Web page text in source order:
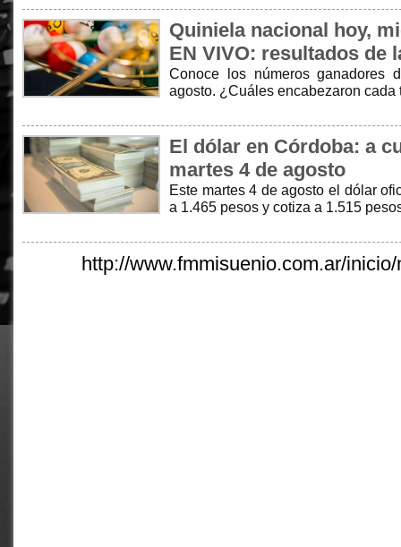
Quiniela nacional hoy,
EN VIVO: resultados de
Conoce los números ganadores
agosto. ¿Cuáles encabezaron cada
El dólar en Córdoba: a
martes 4 de agosto
Este martes 4 de agosto el dólar
a 1.465 pesos y cotiza a 1.515
http://www.fmmisuenio.com.ar/